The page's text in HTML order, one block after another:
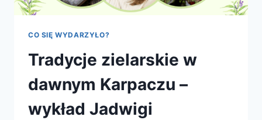
CO SIĘ WYDARZYŁO?
Tradycje zielarskie w
dawnym Karpaczu –
wykład Jadwigi